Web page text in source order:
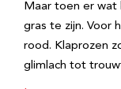
Maar toen er
gras te zijn. Voor
rood. Klaprozen
glimlach tot